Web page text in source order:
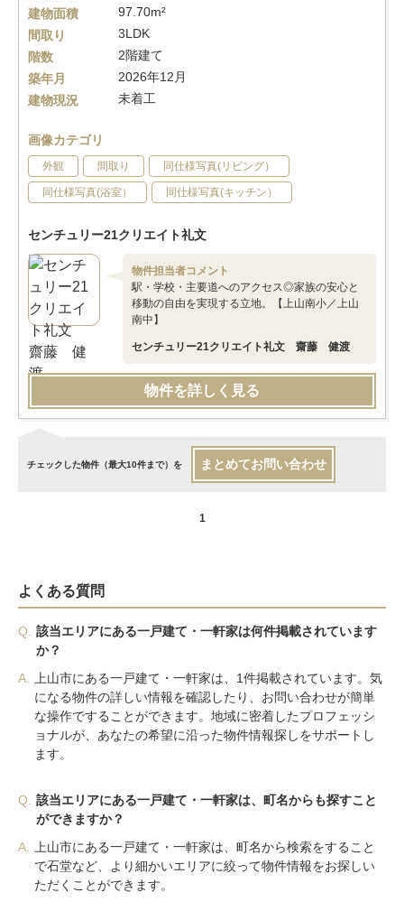
建物面積
97.70m²
間取り
3LDK
階数
2階建て
築年月
2026年12月
建物現況
未着工
画像カテゴリ
外観 間取り 同仕様写真(リビング）
同仕様写真(浴室） 同仕様写真(キッチン）
センチュリー21クリエイト礼文
物件担当者コメント
駅・学校・主要道へのアクセス◎家族の安心と
移動の自由を実現する立地。【上山南小／上山
南中】
センチュリー21クリエイト礼文 齋藤 健渡
物件を詳しく見る
チェックした物件（最大10件まで）を まとめてお問い合わせ
1
よくある質問
Q.
該当エリアにある一戸建て・一軒家は何件掲載されています
か？
A.
上山市にある一戸建て・一軒家は、1件掲載されています。気
になる物件の詳しい情報を確認したり、お問い合わせが簡単
な操作ですることができます。地域に密着したプロフェッシ
ョナルが、あなたの希望に沿った物件情報探しをサポートし
ます。
Q.
該当エリアにある一戸建て・一軒家は、町名からも探すこと
ができますか？
A.
上山市にある一戸建て・一軒家は、町名から検索をすること
で石堂など、より細かいエリアに絞って物件情報をお探しい
ただくことができます。